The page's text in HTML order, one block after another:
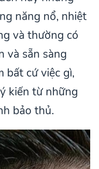
năng nổ, nhiệt
và thường có
và sẵn sàng
bất cứ việc gì,
kiến từ những
bảo thủ.